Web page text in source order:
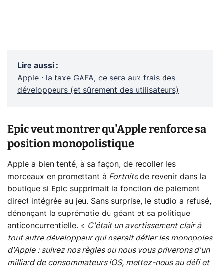
Lire aussi :
Apple : la taxe GAFA, ce sera aux frais des
développeurs (et sûrement des utilisateurs)
Epic veut montrer qu'Apple renforce sa
position monopolistique
Apple a bien tenté, à sa façon, de recoller les
morceaux en promettant à Fortnitede revenir dans la
boutique si Epic supprimait la fonction de paiement
direct intégrée au jeu. Sans surprise, le studio a refusé,
dénonçant la suprématie du géant et sa politique
anticoncurrentielle. « C'était un avertissement clair à
tout autre développeur qui oserait défier les monopoles
d'Apple : suivez nos règles ou nous vous priverons d'un
milliard de consommateurs iOS, mettez-nous au défi et